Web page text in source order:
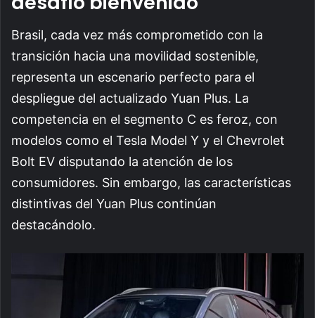
Brasil, cada vez más comprometido con la
transición hacia una movilidad sostenible,
representa un escenario perfecto para el
despliegue del actualizado Yuan Plus. La
competencia en el segmento C es feroz, con
modelos como el Tesla Model Y y el Chevrolet
Bolt EV disputando la atención de los
consumidores. Sin embargo, las características
distintivas del Yuan Plus continúan
destacándolo.